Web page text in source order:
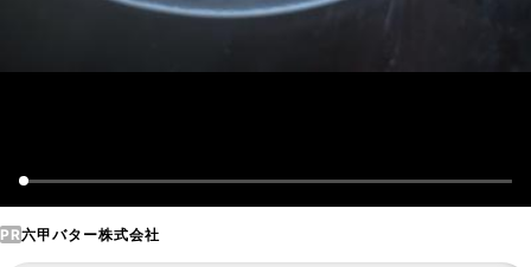
PR六甲バター株式会社